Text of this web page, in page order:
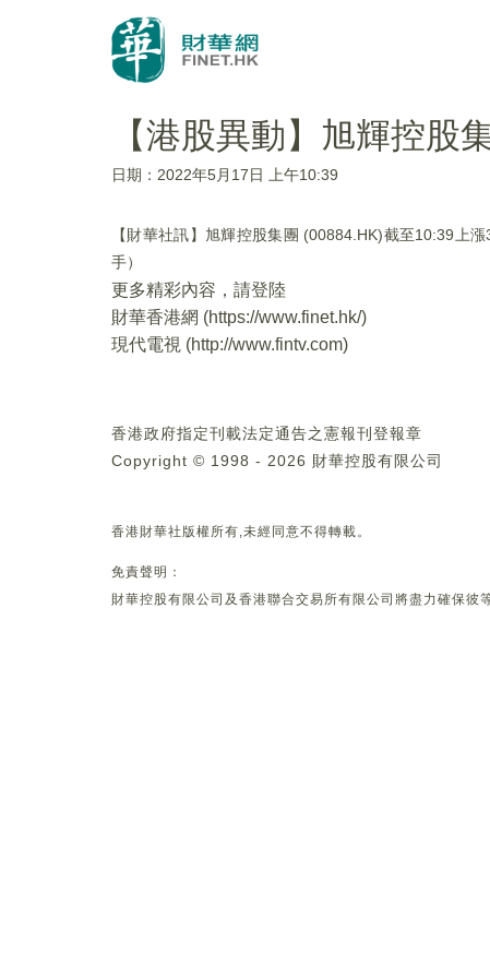
【港股異動】旭輝控股
日期：2022年5月17日 上午10:39
【財華社訊】旭輝控股集團 (00884.HK)截至10:39上
手）
更多精彩內容，請登陸
財華香港網 (https://www.finet.hk/)
現代電視 (http://www.fintv.com)
香港政府指定刊載法定通告之憲報刊登報章
Copyright © 1998 - 2026 財華控股有限公司
香港財華社版權所有,未經同意不得轉載。
免責聲明：
財華控股有限公司及香港聯合交易所有限公司將盡力確保彼